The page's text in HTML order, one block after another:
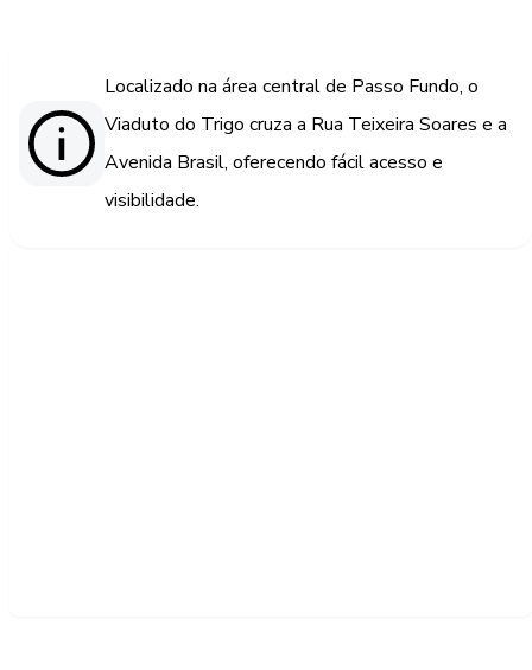
Localizado na área central de Passo Fundo, o
Viaduto do Trigo cruza a Rua Teixeira Soares e a
Avenida Brasil, oferecendo fácil acesso e
visibilidade.